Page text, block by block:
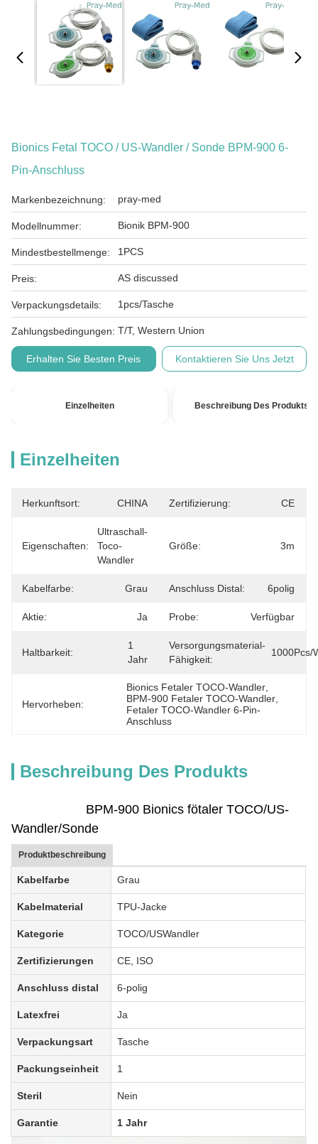
Bionics Fetal TOCO / US-Wandler / Sonde BPM-900 6-
Pin-Anschluss
Markenbezeichnung: pray-med
Modellnummer: Bionik BPM-900
Mindestbestellmenge: 1PCS
Preis: AS discussed
Verpackungsdetails: 1pcs/Tasche
Zahlungsbedingungen: T/T, Western Union
Erhalten Sie Besten Preis Kontaktieren Sie Uns Jetzt
Einzelheiten Beschreibung Des Produkts
Einzelheiten
Herkunftsort: CHINA Zertifizierung: CE
Eigenschaften:
Ultraschall-
Toco-
Wandler
Größe: 3m
Kabelfarbe: Grau Anschluss Distal: 6polig
Aktie: Ja Probe: Verfügbar
Haltbarkeit:
1
Jahr
Versorgungsmaterial-
Fähigkeit:
1000Pcs/
Hervorheben:
Bionics Fetaler TOCO-Wandler
BPM-900 Fetaler TOCO-Wandler
Fetaler TOCO-Wandler 6-Pin-
Anschluss
Beschreibung Des Produkts
BPM-900 Bionics fötaler TOCO/US-
Wandler/Sonde
Produktbeschreibung
Kabelfarbe Grau
Kabelmaterial TPU-Jacke
Kategorie TOCO/USWandler
Zertifizierungen CE, ISO
Anschluss distal 6-polig
Latexfrei Ja
Verpackungsart Tasche
Packungseinheit 1
Steril Nein
Garantie 1 Jahr